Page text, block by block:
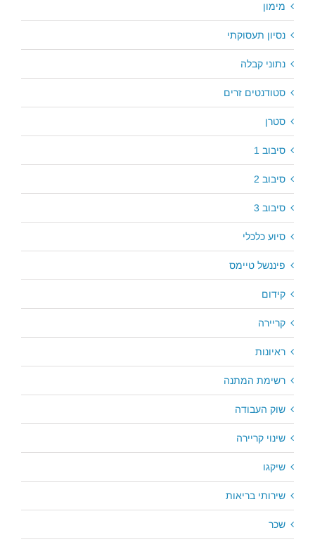
מימון
נסיון תעסוקתי
נתוני קבלה
סטודנטים זרים
סטרן
סיבוב 1
סיבוב 2
סיבוב 3
סיוע כלכלי
פיננשל טיימס
קידום
קריירה
ראיונות
רשימת המתנה
שוק העבודה
שינוי קריירה
שיקגו
שירותי בריאות
שכר